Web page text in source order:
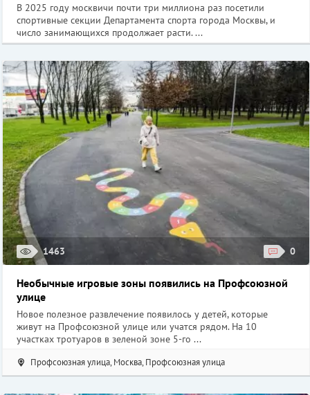
В 2025 году москвичи почти три миллиона раз посетили
спортивные секции Департамента спорта города Москвы, и
число занимающихся продолжает расти. ...
1463 0
Необычные игровые зоны появились на Профсоюзной
улице
Новое полезное развлечение появилось у детей, которые
живут на Профсоюзной улице или учатся рядом. На 10
участках тротуаров в зеленой зоне 5-го ...
Профсоюзная улица, Москва, Профсоюзная улица